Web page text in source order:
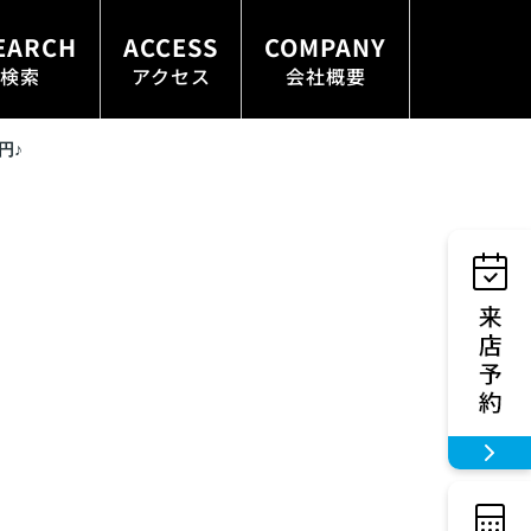
索
ACCESS
アクセス
COMPANY
会社概要
♪